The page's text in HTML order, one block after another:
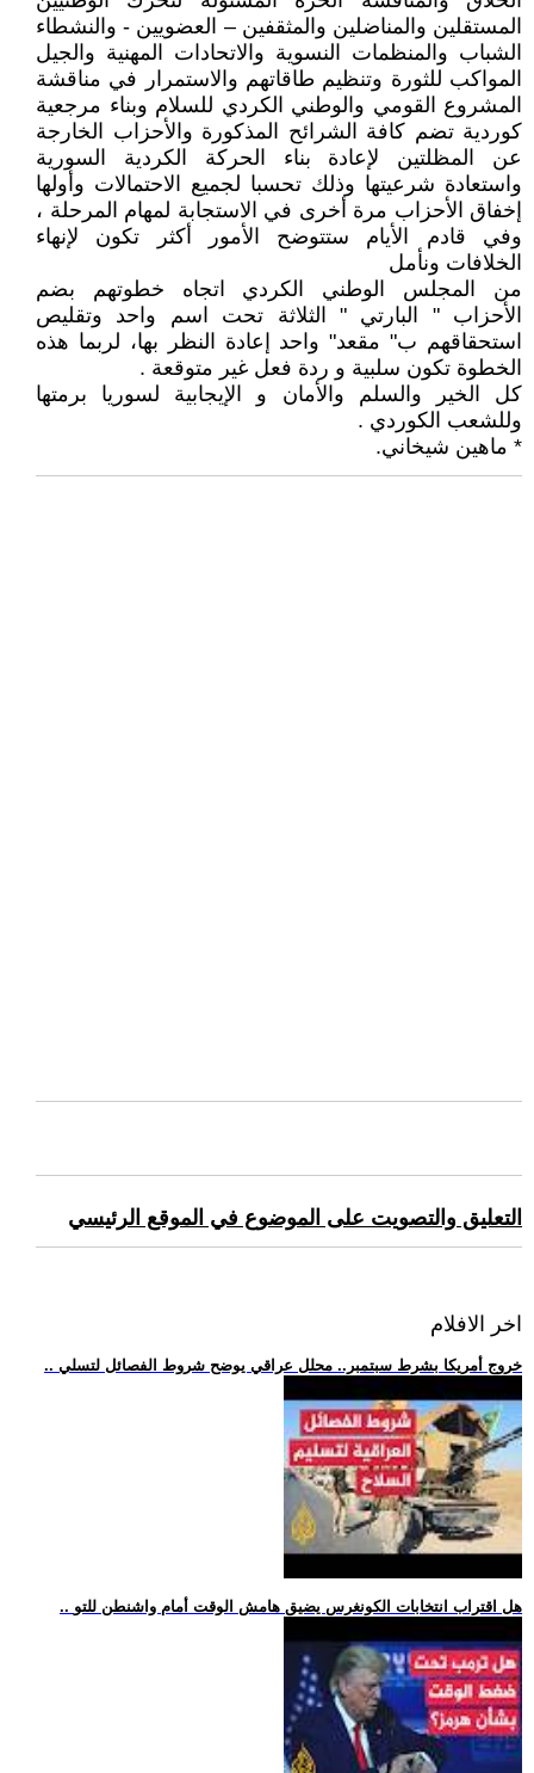
المستقلين والمناضلين والمثقفين – العضويين - والنشطاء
الشباب والمنظمات النسوية والاتحادات المهنية والجيل
المواكب للثورة وتنظيم طاقاتهم والاستمرار في مناقشة
المشروع القومي والوطني الكردي للسلام وبناء مرجعية
كوردية تضم كافة الشرائح المذكورة والأحزاب الخارجة
عن المظلتين لإعادة بناء الحركة الكردية السورية
واستعادة شرعيتها وذلك تحسبا لجميع الاحتمالات وأولها
إخفاق الأحزاب مرة أخرى في الاستجابة لمهام المرحلة ،
وفي قادم الأيام ستتوضح الأمور أكثر تكون لإنهاء
الخلافات ونأمل
من المجلس الوطني الكردي اتجاه خطوتهم بضم
الأحزاب " البارتي " الثلاثة تحت اسم واحد وتقليص
استحقاقهم ب" مقعد" واحد إعادة النظر بها، لربما هذه
الخطوة تكون سلبية و ردة فعل غير متوقعة .
كل الخير والسلم والأمان و الإيجابية لسوريا برمتها
وللشعب الكوردي .
* ماهين شيخاني.
التعليق والتصويت على الموضوع في الموقع الرئيسي
اخر الافلام
.. خروج أمريكا بشرط سبتمبر.. محلل عراقي يوضح شروط الفصائل لتسلي
.. هل اقتراب انتخابات الكونغرس يضيق هامش الوقت أمام واشنطن للتو